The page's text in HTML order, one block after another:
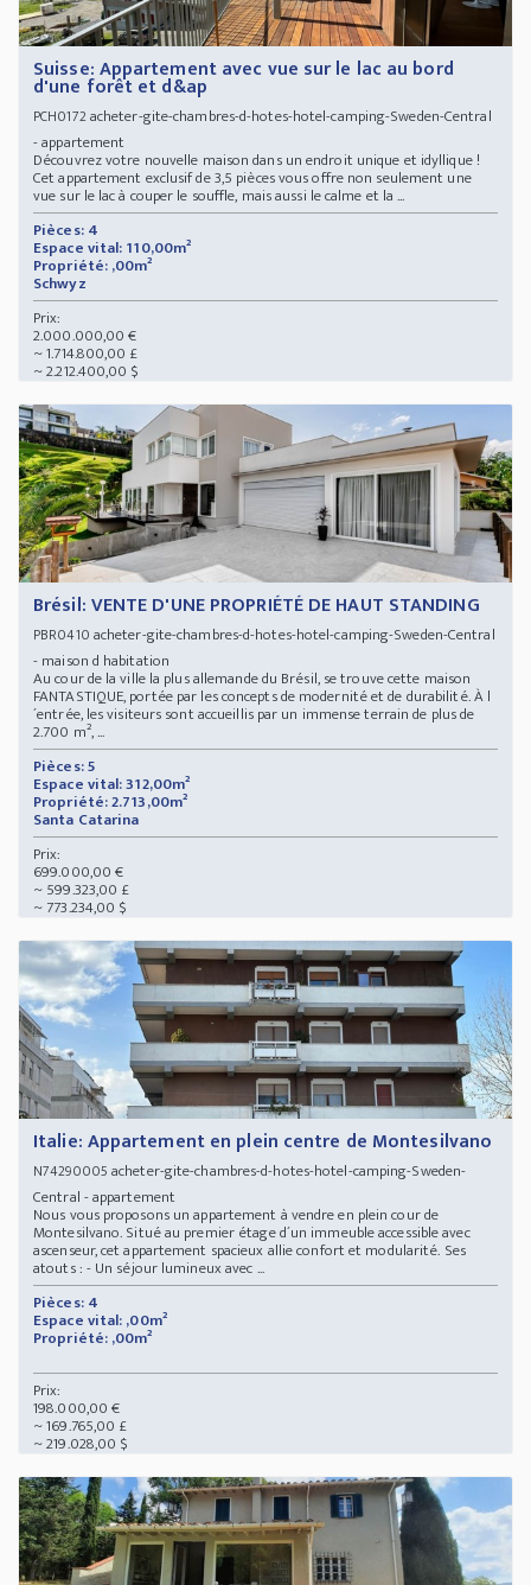
Suisse: Appartement avec vue sur le lac au bord
d'une forêt et d&ap
PCH0172acheter-gite-chambres-d-hotes-hotel-camping-Sweden-Central
- appartement
Découvrez votre nouvelle maison dans un endroit unique et idyllique !
Cet appartement exclusif de 3,5 pièces vous offre non seulement une
vue sur le lac à couper le souffle, mais aussi le calme et la ...
Pièces: 4
Espace vital: 110,00m²
Propriété: ,00m²
Schwyz
Prix:
2.000.000,00 €
~ 1.714.800,00 £
~ 2.212.400,00 $
Brésil: VENTE D'UNE PROPRIÉTÉ DE HAUT STANDING
PBR0410 acheter-gite-chambres-d-hotes-hotel-camping-Sweden-Central
- maison d habitation
Au cour de la ville la plus allemande du Brésil, se trouve cette maison
FANTASTIQUE, portée par les concepts de modernité et de durabilité. À l
´entrée, les visiteurs sont accueillis par un immense terrain de plus de
2.700 m², ...
Pièces: 5
Espace vital: 312,00m²
Propriété: 2.713,00m²
Santa Catarina
Prix:
699.000,00 €
~ 599.323,00 £
~ 773.234,00 $
Italie: Appartement en plein centre de Montesilvano
N74290005 acheter-gite-chambres-d-hotes-hotel-camping-Sweden-
Central - appartement
Nous vous proposons un appartement à vendre en plein cour de
Montesilvano. Situé au premier étage d´un immeuble accessible avec
ascenseur, cet appartement spacieux allie confort et modularité. Ses
atouts : - Un séjour lumineux avec ...
Pièces: 4
Espace vital: ,00m²
Propriété: ,00m²
Prix:
198.000,00 €
~ 169.765,00 £
~ 219.028,00 $